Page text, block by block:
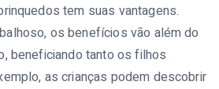
tem suas vantagens.
os benefícios vão além do
beneficiando tanto os filhos
as crianças podem descobrir